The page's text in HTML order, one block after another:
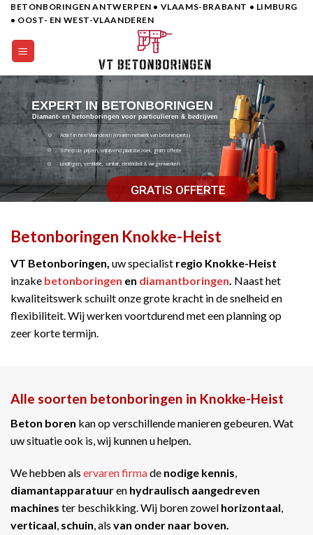
Skip
content
BETONBORINGEN ANTWERPEN • VLAAMS-BRABANT • LIMBURG
• OOST- EN WEST-VLAANDEREN
EXPERT IN BETONBORINGEN
Diamant- en betonboringen voor particulieren & bedrijven
Actief in heel Vlaanderen (ervaren netwerk van betonexperts)
Scherpste prijzen, vrijbijvend plaatsbezoek, gratis offerte
Leidingen, ventilatie, sanitair, elektriciteit & wegenwerken
GRATIS OFFERTE
Betonboringen Knokke-Heist
VT Betonboringen, uw specialist regio Knokke-Heist
inzake betonboringen en diamantboringen. Naast het
kwaliteitswerk schuilt onze grote kracht in de snelheid en
flexibiliteit. Wij werken voortdurend met een planning op
zeer korte termijn.
Alle soorten betonboringen in Knokke-Heist
Beton boren kan op verschillende manieren gebeuren. Wat
uw situatie ook is, wij kunnen u helpen.
We hebben als ervaren firmade nodige kennis
diamantapparatuuren hydraulisch aangedreven
machines ter beschikking. Wij boren zowel horizontaal
verticaal schuin , als van onder naar boven.